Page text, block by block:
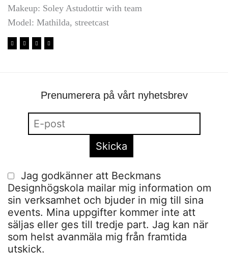
Makeup: Soley Astudottir with team
Model: Mathilda, streetcast
Prenumerera på vårt nyhetsbrev
Jag godkänner att Beckmans
Designhögskola mailar mig information om
sin verksamhet och bjuder in mig till sina
events. Mina uppgifter kommer inte att
säljas eller ges till tredje part. Jag kan när
som helst avanmäla mig från framtida
utskick.